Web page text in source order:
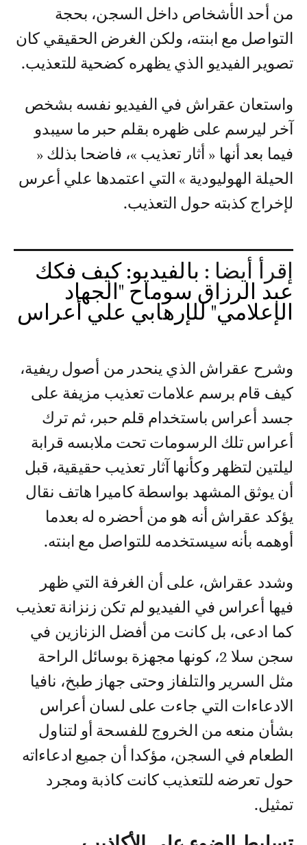
من أحد الأشخاص داخل السجن، بحجة
التواصل مع ابنته، ولكن الغرض الحقيقي كان
تصوير الفيديو الذي يظهره كضحية للتعذيب.
واستعان عقراش في الفيديو نفسه بشخص
آخر ليرسم على ظهره بقلم حبر ما سيبدو
فيما بعد أنها « أثار تعذيب »، فاضحا بذلك «
الحيلة الهوليودية » التي اعتمدها علي أعرس
لإخراج كذبته حول التعذيب.
إقرأ أيضا : بالفيديو: كيف فكك
عبد الرزاق سوماح "الجهاد
الإعلامي" للإرهابي علي أعراس
وشرح عقراش الذي ينحدر من أصول ريفية،
كيف قام برسم علامات تعذيب مزيفة على
جسد أعراس باستخدام قلم حبر، ثم ترك
أعراس تلك الرسومات تحت ملابسه قرابة
ليلتين لتظهر وكأنها آثار تعذيب حقيقية، قبل
أن يوثق المشهد بواسطة كاميرا هاتف نقال
يؤكد عقراش أنه هو من أحضره له بعدما
أوهمه بأنه سيستخدمه للتواصل مع ابنته.
وشدد عقراش، على أن الغرفة التي ظهر
فيها أعراس في الفيديو لم تكن زنزانة تعذيب
كما ادعى، بل كانت من أفضل الزنازين في
سجن سلا 2، كونها مجهزة بوسائل الراحة
مثل السرير والتلفاز وحتى جهاز طبخ، نافيا
الادعاءات التي جاءت على لسان أعراس
بشأن منعه من الخروج للفسحة أو لتناول
الطعام في السجن، مؤكدا أن جميع ادعاءاته
حول تعرضه للتعذيب كانت كاذبة ومجرد
تمثيل.